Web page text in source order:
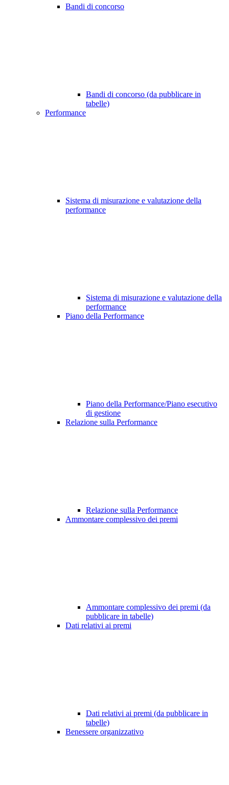
Bandi di concorso
Bandi di concorso (da pubblicare in
tabelle)
Performance
Sistema di misurazione e valutazione della
performance
Sistema di misurazione e valutazione della
performance
Piano della Performance
Piano della Performance/Piano esecutivo
di gestione
Relazione sulla Performance
Relazione sulla Performance
Ammontare complessivo dei premi
Ammontare complessivo dei premi (da
pubblicare in tabelle)
Dati relativi ai premi
Dati relativi ai premi (da pubblicare in
tabelle)
Benessere organizzativo